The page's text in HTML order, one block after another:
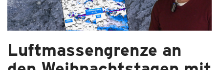
Luftmassengrenze an